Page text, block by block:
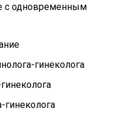
с одновременным
гинеколога